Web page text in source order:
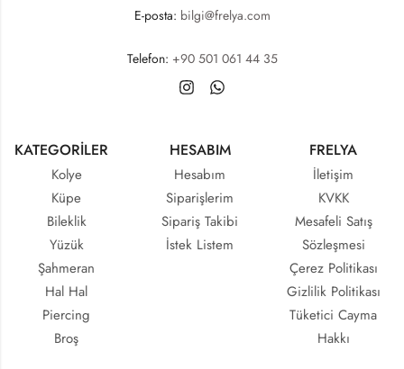
E-posta: bilgi@frelya.com
Telefon: +90 501 061 44 35
KATEGORİLER
Kolye
Küpe
Bileklik
Yüzük
Şahmeran
Hal Hal
Piercing
Broş
HESABIM
Hesabım
Siparişlerim
Sipariş Takibi
İstek Listem
FRELYA
İletişim
KVKK
Mesafeli Satış
Sözleşmesi
Çerez Politikası
Gizlilik Politikası
Tüketici Cayma
Hakkı